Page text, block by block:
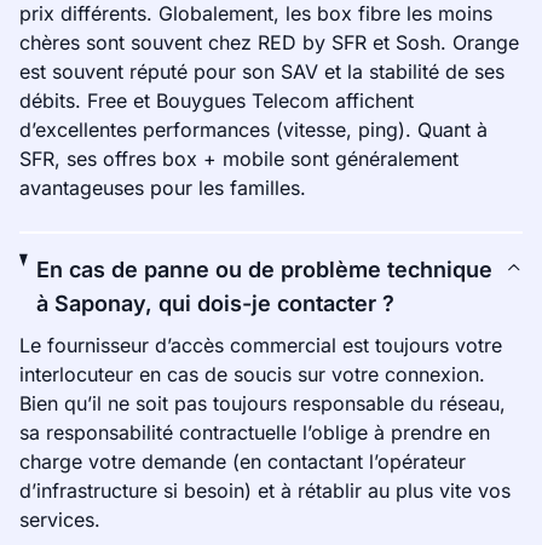
prix différents. Globalement, les box fibre les moins
chères sont souvent chez RED by SFR et Sosh. Orange
est souvent réputé pour son SAV et la stabilité de ses
débits. Free et Bouygues Telecom affichent
d’excellentes performances (vitesse, ping). Quant à
SFR, ses offres box + mobile sont généralement
avantageuses pour les familles.
En cas de panne ou de problème technique
à Saponay, qui dois-je contacter ?
Le fournisseur d’accès commercial est toujours votre
interlocuteur en cas de soucis sur votre connexion.
Bien qu’il ne soit pas toujours responsable du réseau,
sa responsabilité contractuelle l’oblige à prendre en
charge votre demande (en contactant l’opérateur
d’infrastructure si besoin) et à rétablir au plus vite vos
services.